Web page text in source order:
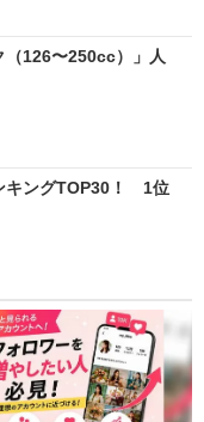
（126〜250cc）」人
キングTOP30！ 1位